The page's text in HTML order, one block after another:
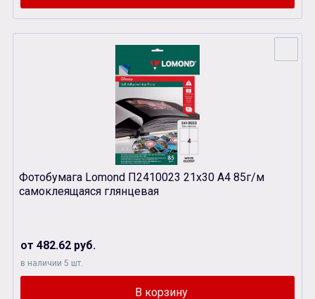
Фотобумага Lomond П2410023 21х30 А4 85г/м
самоклеящаяся глянцевая
от 482.62 руб.
в наличии 5 шт.